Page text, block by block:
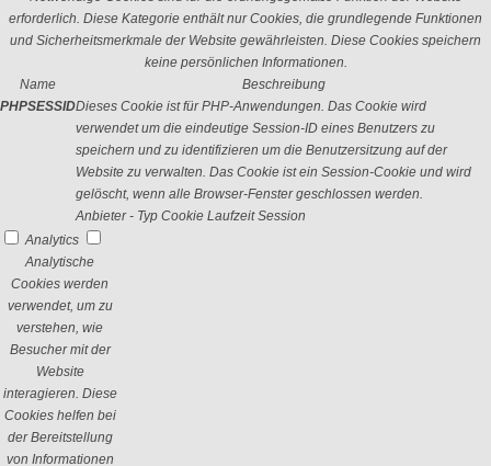
erforderlich. Diese Kategorie enthält nur Cookies, die grundlegende Funktionen
und Sicherheitsmerkmale der Website gewährleisten. Diese Cookies speichern
keine persönlichen Informationen.
Name
Beschreibung
PHPSESSIDDieses Cookie ist für PHP-Anwendungen. Das Cookie wird
verwendet um die eindeutige Session-ID eines Benutzers zu
speichern und zu identifizieren um die Benutzersitzung auf der
Website zu verwalten. Das Cookie ist ein Session-Cookie und wird
gelöscht, wenn alle Browser-Fenster geschlossen werden.
Anbieter - Typ Cookie Laufzeit Session
Analytics
Analytische
Cookies werden
verwendet, um zu
verstehen, wie
Besucher mit der
Website
interagieren. Diese
Cookies helfen bei
der Bereitstellung
von Informationen